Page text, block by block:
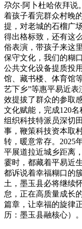
尕尔·阿卜杜哈依拜
着孩子看完群众村晚
提，对老城的石榴广
得出格标致，还有这
俗表演，带孩子来这
保守文化，我们的糊
公共文化设备提质投
馆、藏书楼、体育馆
艺下乡”等惠平易近
效提拔了群众的参取
文化赋能，完成120
组织科技特派员深切
事，鞭策科技资本取
转，暖意常存。2025
平展道拉近城乡距离
霎时，都藏着平易近
都诉说着幸福糊口的
土，墨玉县必将继续
怠，正在高质量成长
篇章，让幸福的旋律
历：墨玉县融核心）。